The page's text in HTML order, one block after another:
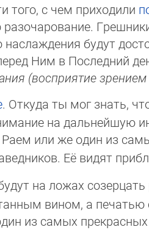
того, с чем прихо­ди­ли
будут
Ним в Последний
(восприятие
. Откуда ты мог знать,
на дальнейшую
или же один из
Её видят
на ложах
вином, а печатью
из самых